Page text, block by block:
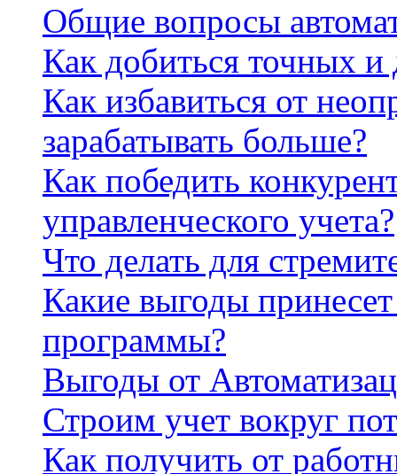
Общие вопросы
Как добиться точных
Как избавиться от
зарабатывать больше?
Как победить
управленческого учета?
Что делать для
Какие выгоды
программы?
Выгоды от
Строим учет вокруг
Как получить от